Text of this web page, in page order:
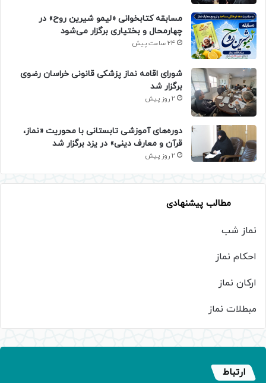
مسابقه کتابخوانی «لیمو شیرین روح» در
چهارمحال و بختیاری برگزار می‌شود
24 ساعت پیش
شورای اقامه نماز پزشکی قانونی خراسان رضوی
برگزار شد
2 روز پیش
دوره‌های آموزشی تابستانی با محوریت «نماز،
قرآن و معارف دینی» در یزد برگزار شد
2 روز پیش
مطالب پیشنهادی
نماز شب
احکام نماز
ارکان نماز
مبطلات نماز
ارتباط